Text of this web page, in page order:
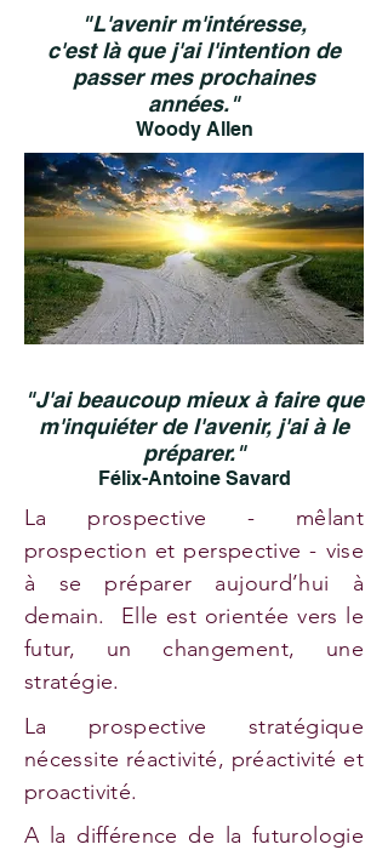
"L'avenir m'intéresse,
c'est là que j'ai l'intention de
passer mes prochaines
années."
Woody Allen
"J'ai beaucoup mieux à faire que
m'inquiéter de l'avenir, j'ai à le
préparer."
Félix-Antoine Savard
La prospective - mêlant
prospection et perspective - vise
à se préparer aujourd’hui à
demain. Elle est orientée vers le
futur, un changement, une
stratégie.
La prospective stratégique
nécessite réactivité, préactivité et
proactivité.
A la différence de la futurologie